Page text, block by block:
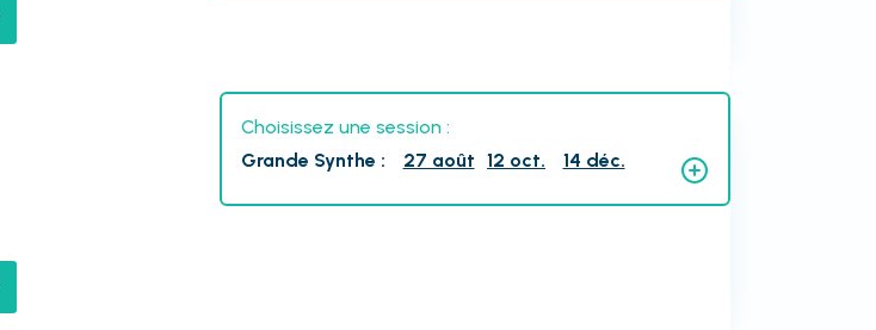
Choisissez une session :
Grande Synthe : 27 août 12 oct. 14 déc.